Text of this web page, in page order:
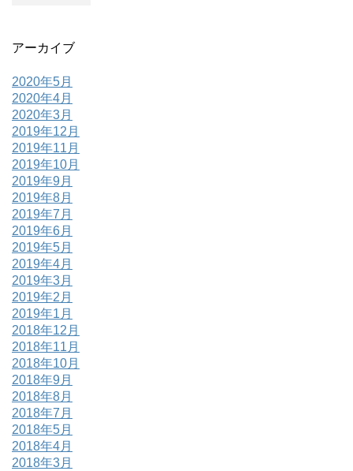
アーカイブ
2020年5月
2020年4月
2020年3月
2019年12月
2019年11月
2019年10月
2019年9月
2019年8月
2019年7月
2019年6月
2019年5月
2019年4月
2019年3月
2019年2月
2019年1月
2018年12月
2018年11月
2018年10月
2018年9月
2018年8月
2018年7月
2018年5月
2018年4月
2018年3月